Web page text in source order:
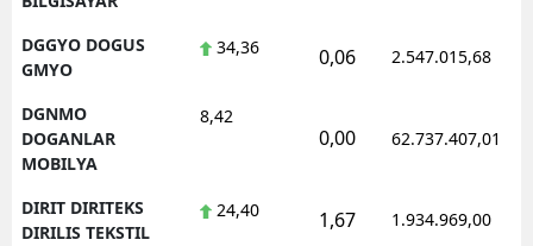
DGGYO DOGUS
GMYO
34,36 0,06 2.547.015,68
DGNMO
DOGANLAR
MOBILYA
8,42
0,00 62.737.407,01
DIRIT DIRITEKS
DIRILIS TEKSTIL
24,40 1,67 1.934.969,00